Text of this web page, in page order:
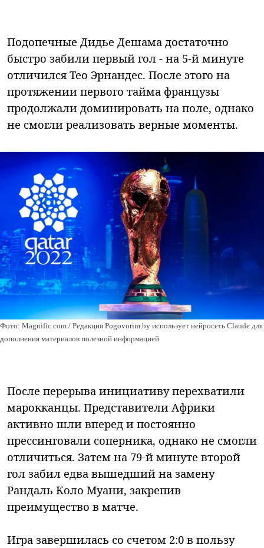
Подопечные Дидье Дешама достаточно
быстро забили первый гол - на 5-й минуте
отличился Тео Эрнандес. После этого на
протяжении первого тайма французы
продолжали доминировать на поле, однако
не смогли реализовать верные моменты.
Фото: Magnific.com / Редакция Pogovorim.by использует нейросеть Claude для
дополнения материалов полезной информацией
После перерыва инициативу перехватили
марокканцы. Представители Африки
активно шли вперед и постоянно
прессинговали соперника, однако не смогли
отличиться. Затем на 79-й минуте второй
гол забил едва вышедший на замену
Рандаль Коло Муани, закрепив
преимущество в матче.
Игра завершилась со счетом 2:0 в пользу